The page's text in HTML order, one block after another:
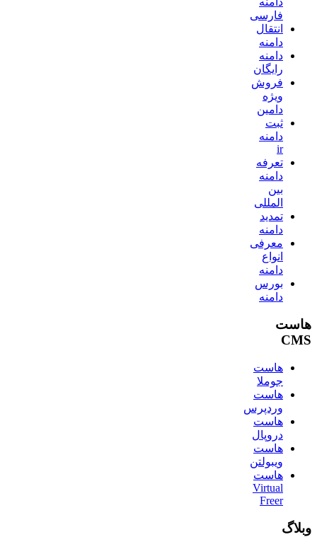
فارسی
انتقال
دامنه
دامنه
رایگان
فروش
ویژه
دامین
ثبت
دامنه
ir
تعرفه
دامنه
بین
المللی
تمدید
دامنه
معرفی
انواع
دامنه
بورس
دامنه
هاست
CMS
هاست
جوملا
هاست
وردپرس
هاست
دروپال
هاست
ویبولتن
هاست
Virtual
Freer
وبلاگ